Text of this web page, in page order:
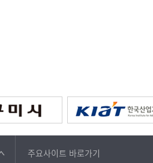
주요사이트 바로가기